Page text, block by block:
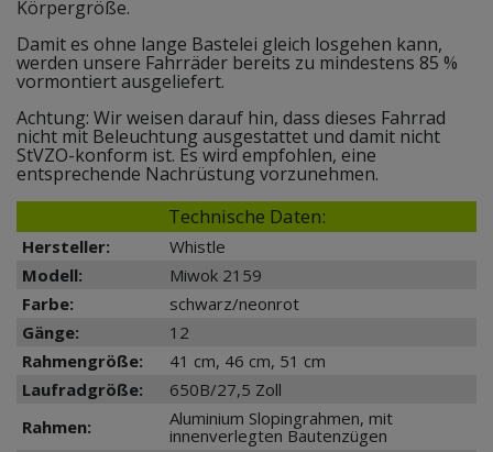
Körpergröße.
Damit es ohne lange Bastelei gleich losgehen kann,
werden unsere Fahrräder bereits zu mindestens 85 %
vormontiert ausgeliefert.
Achtung: Wir weisen darauf hin, dass dieses Fahrrad
nicht mit Beleuchtung ausgestattet und damit nicht
StVZO-konform ist. Es wird empfohlen, eine
entsprechende Nachrüstung vorzunehmen.
Technische Daten:
Hersteller:
Whistle
Modell:
Miwok 2159
Farbe:
schwarz/neonrot
Gänge:
12
Rahmengröße:
41 cm, 46 cm, 51 cm
Laufradgröße:
650B/27,5 Zoll
Rahmen:
Aluminium Slopingrahmen, mit
innenverlegten Bautenzügen